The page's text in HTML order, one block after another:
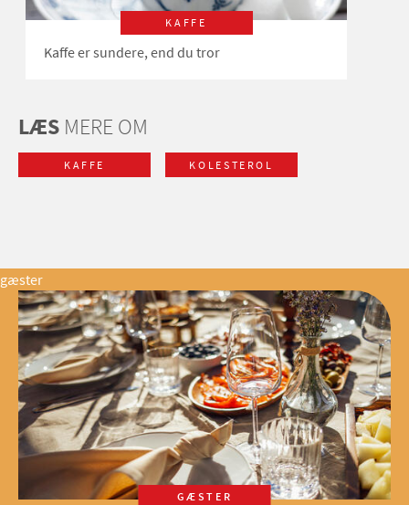
KAFFE
Kaffe er sundere, end du tror
LÆS MERE OM
KAFFE KOLESTEROL
gæster
GÆSTER